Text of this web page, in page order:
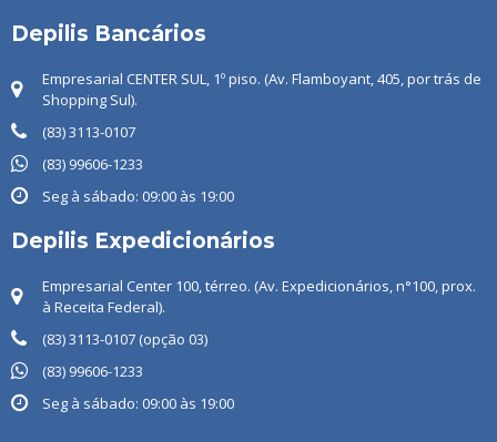
Depilis Bancários
Empresarial CENTER SUL, 1º piso. (Av. Flamboyant, 405, por trás de
Shopping Sul).
(83) 3113-0107
(83) ‭99606-1233
Seg à sábado: 09:00 às 19:00
Depilis Expedicionários
Empresarial Center 100, térreo. (Av. Expedicionários, n°100, prox.
à Receita Federal).
(83) 3113-0107 (opção 03)
(83) 99606-1233
Seg à sábado: 09:00 às 19:00